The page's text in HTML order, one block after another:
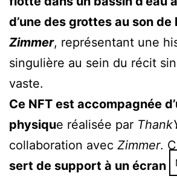
d’une des grottes au son de
Zimmer, représentant une
singulière au sein du récit
vaste.
Ce NFT est accompagnée
physique réalisée par
collaboration avec Zimmer.
sert de support à un écran